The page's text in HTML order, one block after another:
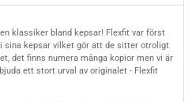
klassiker bland kepsar! Flexfit var först
sina kepsar vilket gör att de sitter otroligt
det finns numera många kopior men vi är
ett stort urval av originalet - Flexfit